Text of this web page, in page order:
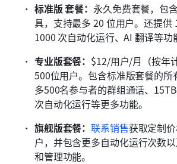
标准版 套餐： 永久免费套餐，包
具，支持最多 20 位用户。还提供
1000 次自动化运行、AI 翻译等功
专业版套餐： $12/用户/月（按年
500位用户。包含标准版套餐的所
多500名参与者的群组通话、
次自动化运行等更多功能。
旗舰版套餐：联系销售获取定制
户，并包含更多自动化运行次数
和管理功能。